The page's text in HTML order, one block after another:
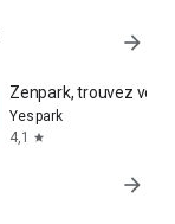
arrow_forward
Zenpark, trouvez
Yespark
4,1
star
arrow_forward